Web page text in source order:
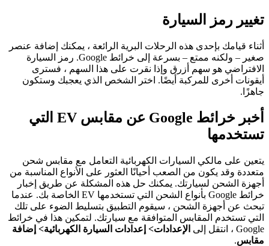
تغيير رمز السيارة
أثناء قيامك بإحدى هذه الرحلات البرية الرائعة ، يمكنك إضافة عنصر
صغير – ولكنه ممتع – بسرعة إلى خرائط Google. رمز السيارة
الافتراضي هو سهم أزرق وإذا نقرت على هذا السهم ، فسترى
أيقونات أخرى للمركبة أيضًا. اختر الشخص الذي يعجبك وستكون
جاهزًا.
أخبر خرائط Google عن مقابس EV التي
تستخدمها
يتعين على مالكي السيارات الكهربائية التعامل مع مقابس شحن
متعددة وقد يكون من الصعب أحيانًا العثور على الأنواع المناسبة من
أجهزة الشحن لسيارتك. يمكنك حل هذه المشكلة عن طريق إخبار
خرائط Google بأنواع الشحن التي تستخدمها EV الخاصة بك. عندما
تبحث عن أجهزة الشحن ، سيقوم التطبيق بتسليط الضوء على تلك
التي تستخدم المقابس المتوافقة مع سيارتك. لتمكين هذا في خرائط
Google ، انتقل إلى
الإعدادات> إعدادات السيارة الكهربائية> إضافة
مقابس.